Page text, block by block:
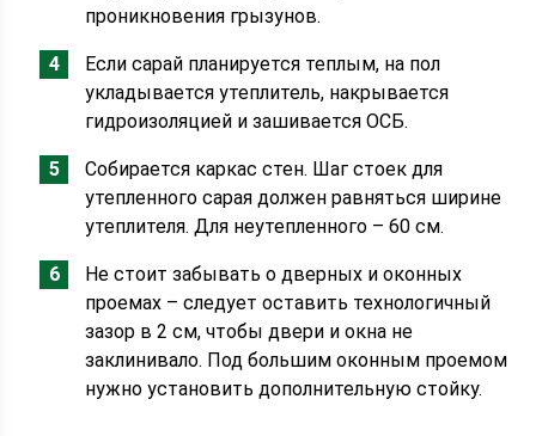
проникновения грызунов.
Если сарай планируется теплым, на пол
укладывается утеплитель, накрывается
гидроизоляцией и зашивается ОСБ.
Собирается каркас стен. Шаг стоек для
утепленного сарая должен равняться ширине
утеплителя. Для неутепленного – 60 см.
Не стоит забывать о дверных и оконных
проемах – следует оставить технологичный
зазор в 2 см, чтобы двери и окна не
заклинивало. Под большим оконным проемом
нужно установить дополнительную стойку.